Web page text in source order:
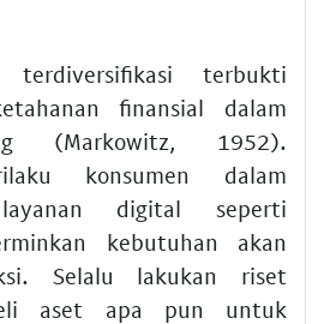
terdiversifikasi terbukti
finansial dalam
(Markowitz, 1952).
konsumen dalam
layanan digital seperti
kebutuhan akan
Selalu lakukan riset
aset apa pun untuk